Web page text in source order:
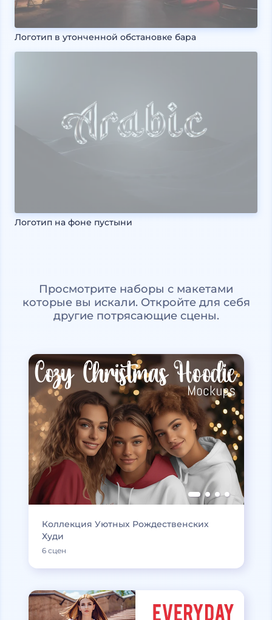
Логотип в утонченной обстановке бара
Логотип на фоне пустыни
Просмотрите наборы с макетами
которые вы искали. Откройте для себя
другие потрясающие сцены.
Коллекция Уютных Рождественских
Худи
6 сцен